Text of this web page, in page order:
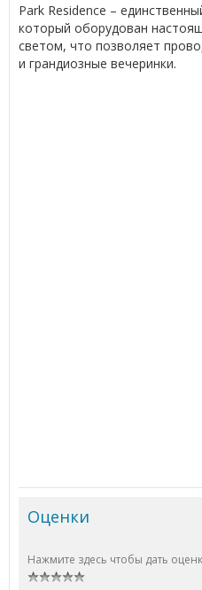
Park Residence –
который оборудован
светом, что позволяет
и грандиозные вечеринки.
Оценки
Нажмите здесь чтобы дать